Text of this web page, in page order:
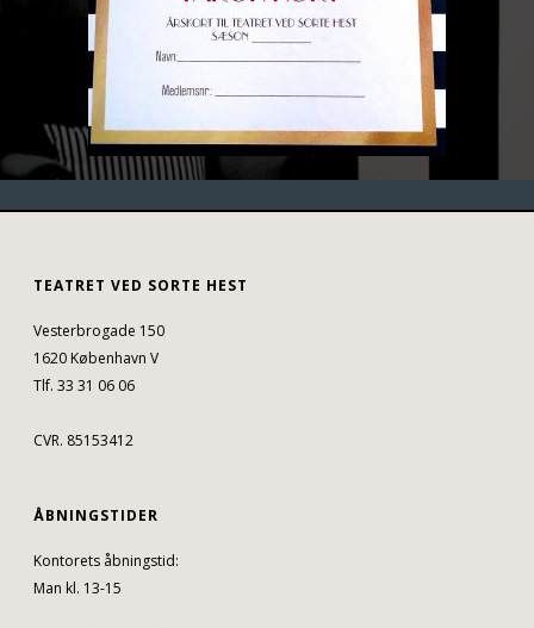
TEATRET VED SORTE HEST
Vesterbrogade 150
1620 København V
Tlf. 33 31 06 06
CVR. 85153412
ÅBNINGSTIDER
Kontorets åbningstid:
Man kl. 13-15